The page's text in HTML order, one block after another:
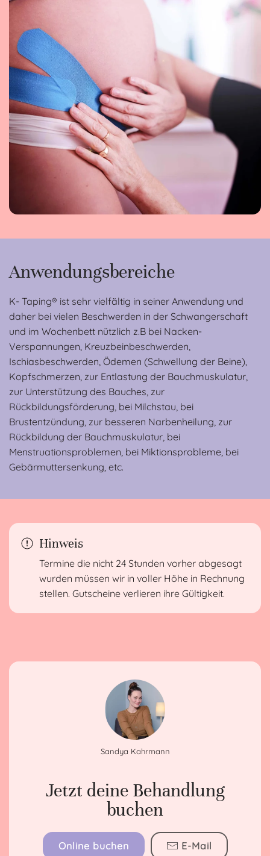
Anwendungs­bereiche
K- Taping® ist sehr vielfältig in seiner Anwendung und
daher bei vielen Beschwerden in der Schwangerschaft
und im Wochenbett nützlich z.B bei Nacken-
Verspannungen, Kreuzbeinbeschwerden,
Ischiasbeschwerden, Ödemen (Schwellung der Beine),
Kopfschmerzen, zur Entlastung der Bauchmuskulatur,
zur Unterstützung des Bauches, zur
Rückbildungsförderung, bei Milchstau, bei
Brustentzündung, zur besseren Narbenheilung, zur
Rückbildung der Bauchmuskulatur, bei
Menstruationsproblemen, bei Miktionsprobleme, bei
Gebärmuttersenkung, etc.
Hinweis
Termine die nicht 24 Stunden vorher abgesagt
wurden müssen wir in voller Höhe in Rechnung
stellen. Gutscheine verlieren ihre Gültigkeit.
Sandya Kahrmann
Jetzt deine Behandlung
buchen
Online buchen E-Mail